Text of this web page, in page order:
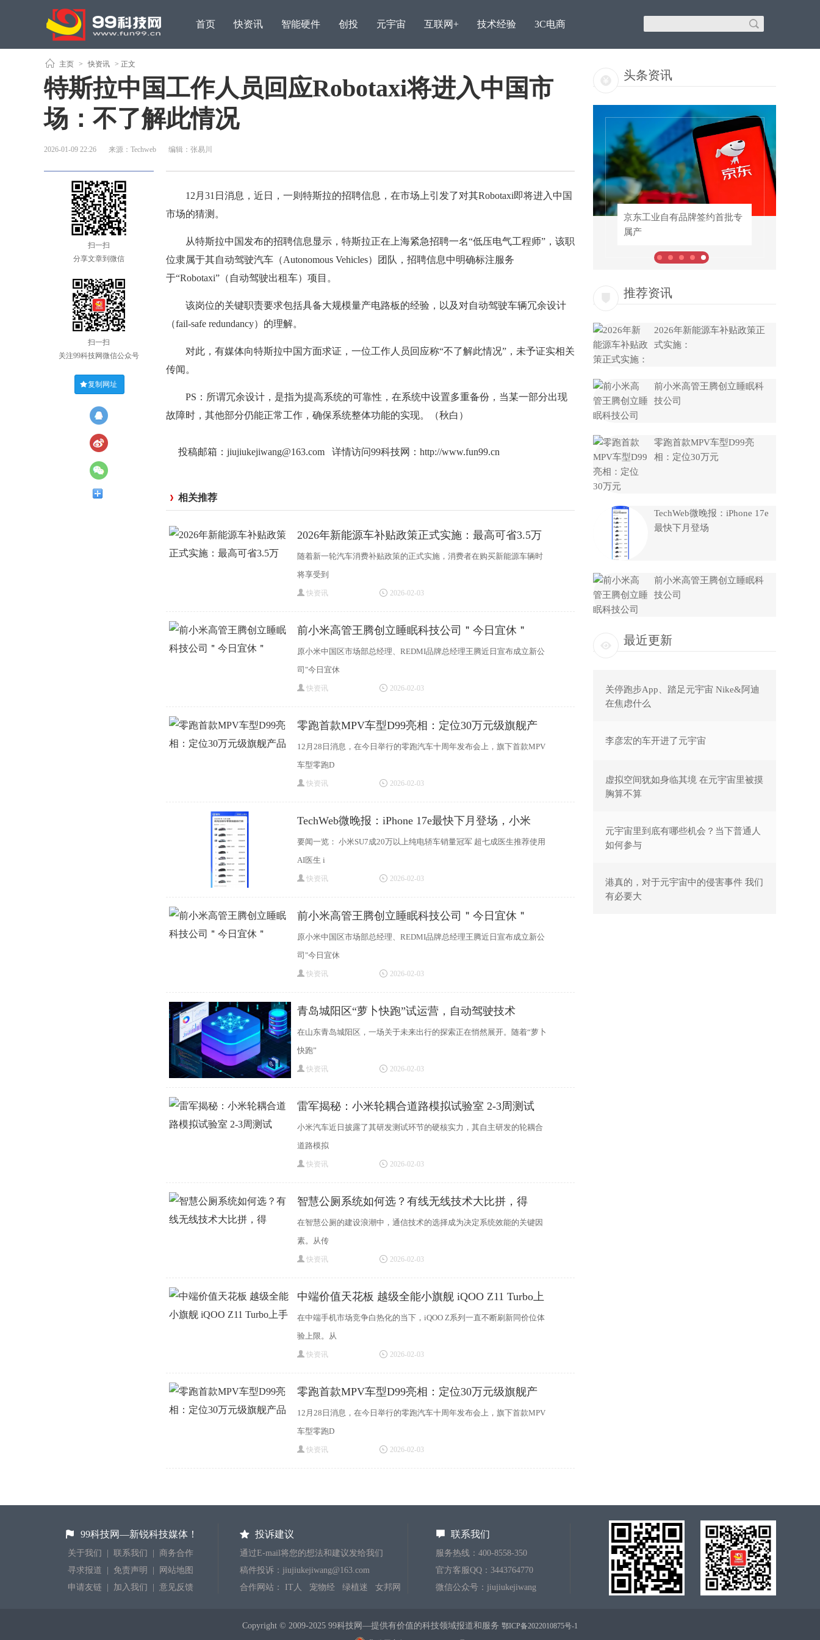
首页 快资讯 智能硬件 创投 元宇宙 互联网+ 技术经验 3C电商
主页 > 快资讯 > 正文
特斯拉中国工作人员回应Robotaxi将进入中国市
场：不了解此情况
2026-01-09 22:26 来源：Techweb 编辑：张易川
扫一扫
分享文章到微信
扫一扫
关注99科技网微信公众号
复制网址
12月31日消息，近日，一则特斯拉的招聘信息，在市场上引发了对其Robotaxi即将进入中国
市场的猜测。
从特斯拉中国发布的招聘信息显示，特斯拉正在上海紧急招聘一名“低压电气工程师”，该职
位隶属于其自动驾驶汽车（Autonomous Vehicles）团队，招聘信息中明确标注服务
于“Robotaxi”（自动驾驶出租车）项目。
该岗位的关键职责要求包括具备大规模量产电路板的经验，以及对自动驾驶车辆冗余设计
（fail-safe redundancy）的理解。
对此，有媒体向特斯拉中国方面求证，一位工作人员回应称“不了解此情况”，未予证实相关
传闻。
PS：所谓冗余设计，是指为提高系统的可靠性，在系统中设置多重备份，当某一部分出现
故障时，其他部分仍能正常工作，确保系统整体功能的实现。（秋白）
投稿邮箱：jiujiukejiwang@163.com 详情访问99科技网： http://www.fun99.cn
相关推荐
2026年新能源车补贴政策正式实施：最高可省3.5万
随着新一轮汽车消费补贴政策的正式实施，消费者在购买新能源车辆时
将享受到
快资讯 2026-02-03
前小米高管王腾创立睡眠科技公司＂今日宜休＂
原小米中国区市场部总经理、REDMI品牌总经理王腾近日宣布成立新公
司"今日宜休
快资讯 2026-02-03
零跑首款MPV车型D99亮相：定位30万元级旗舰产
品
12月28日消息，在今日举行的零跑汽车十周年发布会上，旗下首款MPV
车型零跑D
快资讯 2026-02-03
TechWeb微晚报：iPhone 17e最快下月登场，小米
SU7成
要闻一览： 小米SU7成20万以上纯电轿车销量冠军 超七成医生推荐使用
AI医生 i
快资讯 2026-02-03
前小米高管王腾创立睡眠科技公司＂今日宜休＂
原小米中国区市场部总经理、REDMI品牌总经理王腾近日宣布成立新公
司"今日宜休
快资讯 2026-02-03
青岛城阳区“萝卜快跑”试运营，自动驾驶技术
在山东青岛城阳区，一场关于未来出行的探索正在悄然展开。随着“萝卜
快跑”
快资讯 2026-02-03
雷军揭秘：小米轮耦合道路模拟试验室 2-3周测试
小米汽车近日披露了其研发测试环节的硬核实力，其自主研发的轮耦合
道路模拟
快资讯 2026-02-03
智慧公厕系统如何选？有线无线技术大比拼，得
在智慧公厕的建设浪潮中，通信技术的选择成为决定系统效能的关键因
素。从传
快资讯 2026-02-03
中端价值天花板 越级全能小旗舰 iQOO Z11 Turbo上
手
在中端手机市场竞争白热化的当下，iQOO Z系列一直不断刷新同价位体
验上限。从
快资讯 2026-02-03
零跑首款MPV车型D99亮相：定位30万元级旗舰产
品
12月28日消息，在今日举行的零跑汽车十周年发布会上，旗下首款MPV
车型零跑D
快资讯 2026-02-03
头条资讯
京东工业自有品牌签约首批专
属产
京东工业自有品牌签约首批专
属产
推荐资讯
2026年新能源车补贴政策正
式实施：
前小米高管王腾创立睡眠科
技公司
零跑首款MPV车型D99亮
相：定位30万元
TechWeb微晚报：iPhone 17e
最快下月登场
前小米高管王腾创立睡眠科
技公司
最近更新
关停跑步App、踏足元宇宙 Nike&阿迪
在焦虑什么
李彦宏的车开进了元宇宙
虚拟空间犹如身临其境 在元宇宙里被摸
胸算不算
元宇宙里到底有哪些机会？当下普通人
如何参与
港真的，对于元宇宙中的侵害事件 我们
有必要大
99科技网—新锐科技媒体！
关于我们 联系我们
商务合作
寻求报道
免责声明
网站地图
申请友链
加入我们 意见反馈
投诉建议
通过E-mail将您的想法和建议发给我们
稿件投诉：jiujiukejiwang@163.com
合作网站：
IT人 宠物经 绿植迷 女邦网
联系我们
服务热线：400-8558-350
官方客服QQ：3443764770
微信公众号：jiujiukejiwang
Copyright © 2009-2025 99科技网—提供有价值的科技领域报道和服务 鄂ICP备2022010875号-1